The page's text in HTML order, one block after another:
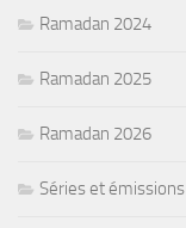
Ramadan 2024
Ramadan 2025
Ramadan 2026
Séries et émissions